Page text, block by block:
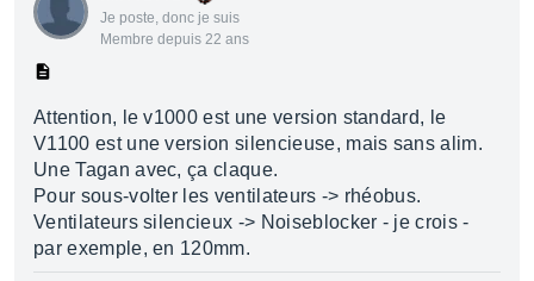
Je poste, donc je suis
Membre depuis 22 ans
Attention, le v1000 est une version standard, le
V1100 est une version silencieuse, mais sans alim.
Une Tagan avec, ça claque.
Pour sous-volter les ventilateurs -> rhéobus.
Ventilateurs silencieux -> Noiseblocker - je crois -
par exemple, en 120mm.